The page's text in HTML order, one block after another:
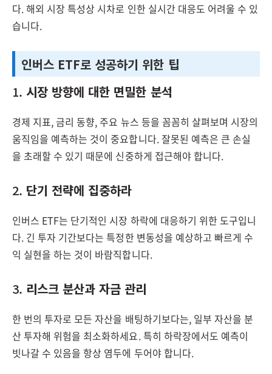
다. 해외 시장 특성상 시차로 인한 실시간 대응도 어려울 수 있
습니다.
인버스 ETF로 성공하기 위한 팁
1. 시장 방향에 대한 면밀한 분석
경제 지표, 금리 동향, 주요 뉴스 등을 꼼꼼히 살펴보며 시장의
움직임을 예측하는 것이 중요합니다. 잘못된 예측은 큰 손실
을 초래할 수 있기 때문에 신중하게 접근해야 합니다.
2. 단기 전략에 집중하라
인버스 ETF는 단기적인 시장 하락에 대응하기 위한 도구입니
다. 긴 투자 기간보다는 특정한 변동성을 예상하고 빠르게 수
익 실현을 하는 것이 바람직합니다.
3. 리스크 분산과 자금 관리
한 번의 투자로 모든 자산을 배팅하기보다는, 일부 자산을 분
산 투자해 위험을 최소화하세요. 특히 하락장에서도 예측이
빗나갈 수 있음을 항상 염두에 두어야 합니다.